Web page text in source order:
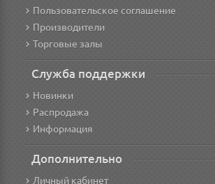
Пользовательское соглашение
Производители
Торговые залы
Служба поддержки
Новинки
Распродажа
Информация
Дополнительно
Личный кабинет